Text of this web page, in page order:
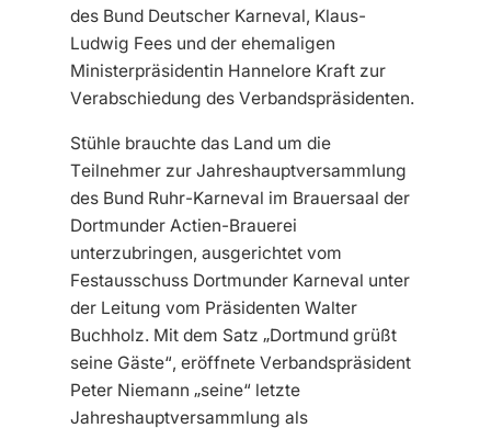
des Bund Deutscher Karneval, Klaus-
Ludwig Fees und der ehemaligen
Ministerpräsidentin Hannelore Kraft zur
Verabschiedung des Verbandspräsidenten.
Stühle brauchte das Land um die
Teilnehmer zur Jahreshauptversammlung
des Bund Ruhr-Karneval im Brauersaal der
Dortmunder Actien-Brauerei
unterzubringen, ausgerichtet vom
Festausschuss Dortmunder Karneval unter
der Leitung vom Präsidenten Walter
Buchholz. Mit dem Satz „Dortmund grüßt
seine Gäste“, eröffnete Verbandspräsident
Peter Niemann „seine“ letzte
Jahreshauptversammlung als